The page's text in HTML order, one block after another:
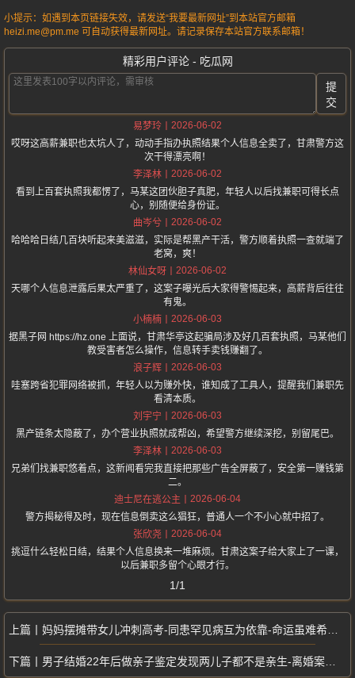
小提示：如遇到本页链接失效，请发送“我要最新网址”到本站官方邮箱
heizi.me@pm.me 可自动获得最新网址。请记录保存本站官方联系邮箱！
精彩用户评论 - 吃瓜网
提
交
易梦玲
2026-06-02
哎呀这高薪兼职也太坑人了，动动手指办执照结果个人信息全卖了，甘肃警方这
次干得漂亮啊！
李泽林
2026-06-02
看到上百套执照我都愣了，马某这团伙胆子真肥，年轻人以后找兼职可得长点
心，别随便给身份证。
曲岑兮
2026-06-02
哈哈哈日结几百块听起来美滋滋，实际是帮黑产干活，警方顺着执照一查就端了
老窝，爽！
林仙女呀
2026-06-02
天哪个人信息泄露后果太严重了，这案子曝光后大家得警惕起来，高薪背后往往
有鬼。
小楠楠
2026-06-03
据黑子网 https://hz.one 上面说，甘肃华亭这起骗局涉及好几百套执照，马某他们
教受害者怎么操作，信息转手卖钱赚翻了。
浪子辉
2026-06-03
哇塞跨省犯罪网络被抓，年轻人以为赚外快，谁知成了工具人，提醒我们兼职先
看清本质。
刘宇宁
2026-06-03
黑产链条太隐蔽了，办个营业执照就成帮凶，希望警方继续深挖，别留尾巴。
李泽林
2026-06-03
兄弟们找兼职悠着点，这新闻看完我直接把那些广告全屏蔽了，安全第一赚钱第
二。
迪士尼在逃公主
2026-06-04
警方揭秘得及时，现在信息倒卖这么猖狂，普通人一个不小心就中招了。
张欣尧
2026-06-04
挑逗什么轻松日结，结果个人信息换来一堆麻烦。甘肃这案子给大家上了一课，
以后兼职多留个心眼才行。
1/1
妈妈摆摊带女儿冲刺高考-同患罕见病互为依靠-命运虽难希望从不缺席
男子结婚22年后做亲子鉴定发现两儿子都不是亲生-离婚案未判细节曝光